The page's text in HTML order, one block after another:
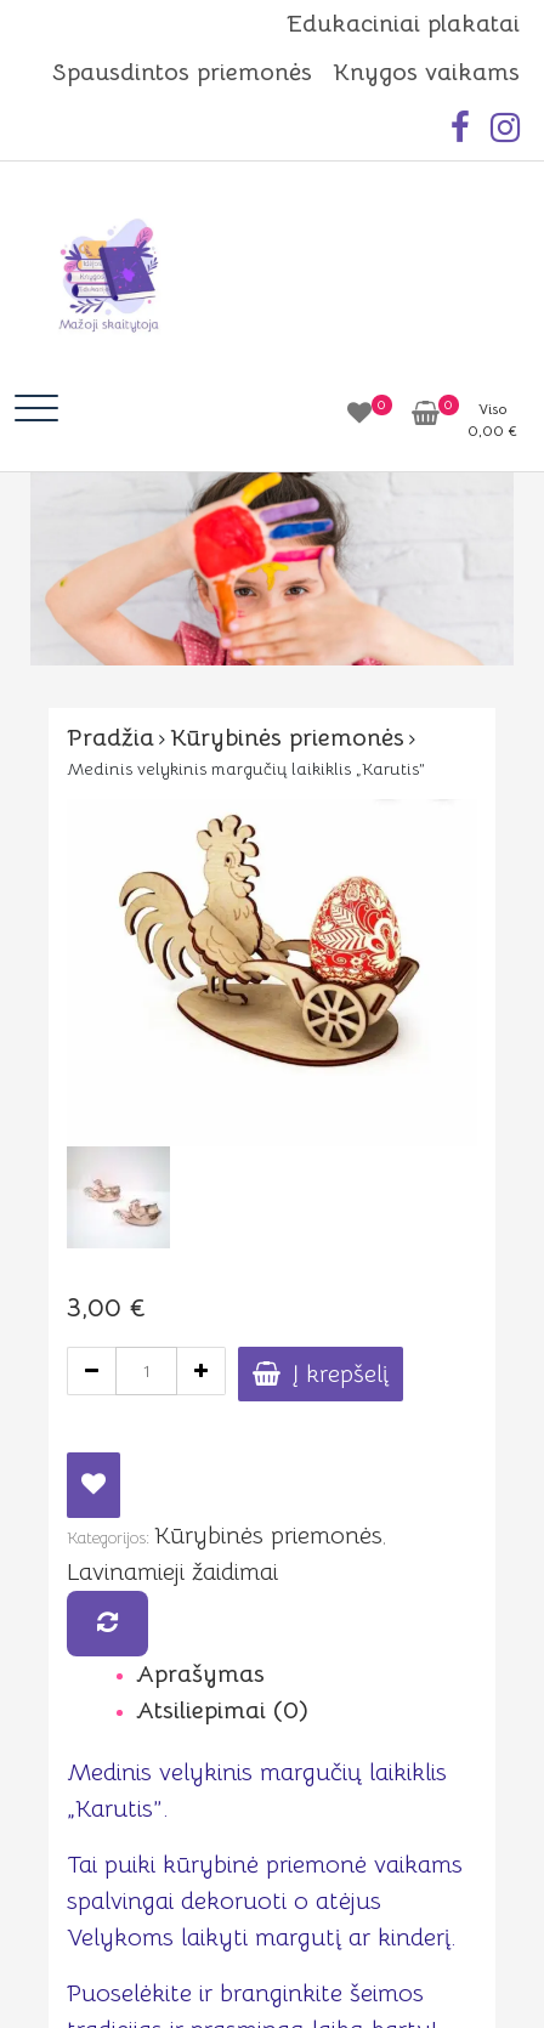
content
Edukaciniai plakatai
Spausdintos priemonės
Knygos vaikams
0 0
Viso
0,00 €
Pradžia Kūrybinės priemonės
Medinis velykinis margučių laikiklis „Karutis”
3,00 €
kiekis:
margučių
"Karutis"
Į krepšelį
Kategorijos: Kūrybinės priemonės,
Lavinamieji žaidimai
Aprašymas
Atsiliepimai (0)
Medinis velykinis margučių laikiklis
„Karutis”.
Tai puiki kūrybinė priemonė vaikams
spalvingai dekoruoti o atėjus
Velykoms laikyti margutį ar kinderį.
Puoselėkite ir branginkite šeimos